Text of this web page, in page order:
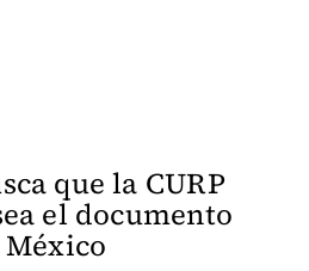
que la CURP
el documento